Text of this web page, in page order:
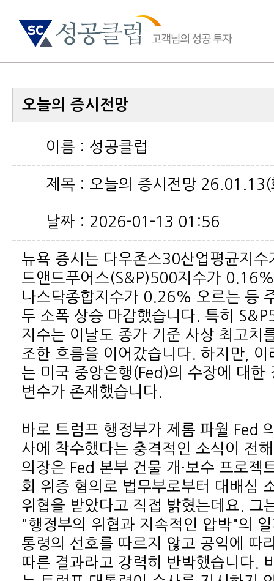
오늘의 증시전망
이름 : 성공클럽
제목 : 오늘의 증시전망 26.01.13(
날짜 : 2026-01-13 01:56
변수가 존재했습니다.